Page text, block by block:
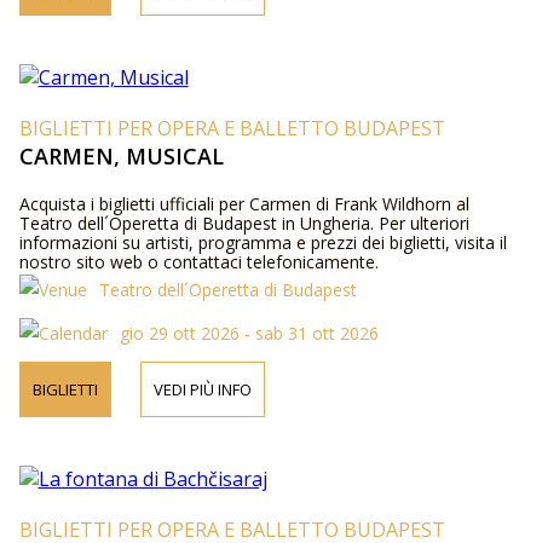
BIGLIETTI PER OPERA E BALLETTO BUDAPEST
CARMEN, MUSICAL
Acquista i biglietti ufficiali per Carmen di Frank Wildhorn al
Teatro dell´Operetta di Budapest in Ungheria. Per ulteriori
informazioni su artisti, programma e prezzi dei biglietti, visita il
nostro sito web o contattaci telefonicamente.
Teatro dell´Operetta di Budapest
gio 29 ott 2026 - sab 31 ott 2026
BIGLIETTI VEDI PIÙ INFO
BIGLIETTI PER OPERA E BALLETTO BUDAPEST